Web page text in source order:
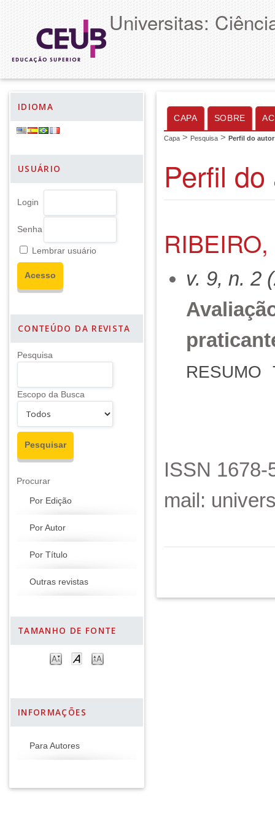
Universitas:
IDIOMA
USUÁRIO
Login
Senha
Lembrar usuário
CONTEÚDO DA REVISTA
Pesquisa
Escopo da Busca
Procurar
Por Edição
Por Autor
Por Título
Outras revistas
TAMANHO DE FONTE
INFORMAÇÕES
Para Autores
CAPA SOBRE
Capa > Pesquisa > Perfil do autor
Perfil
v. 9, n. 2
RESUMO
ISSN
mail: